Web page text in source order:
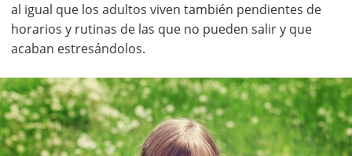
al igual que los adultos viven también pendientes de
horarios y rutinas de las que no pueden salir y que
acaban estresándolos.